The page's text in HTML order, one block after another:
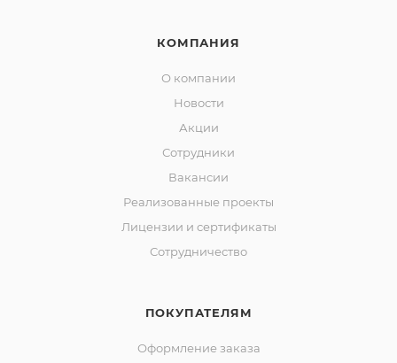
КОМПАНИЯ
О компании
Новости
Акции
Сотрудники
Вакансии
Реализованные проекты
Лицензии и сертификаты
Сотрудничество
ПОКУПАТЕЛЯМ
Оформление заказа